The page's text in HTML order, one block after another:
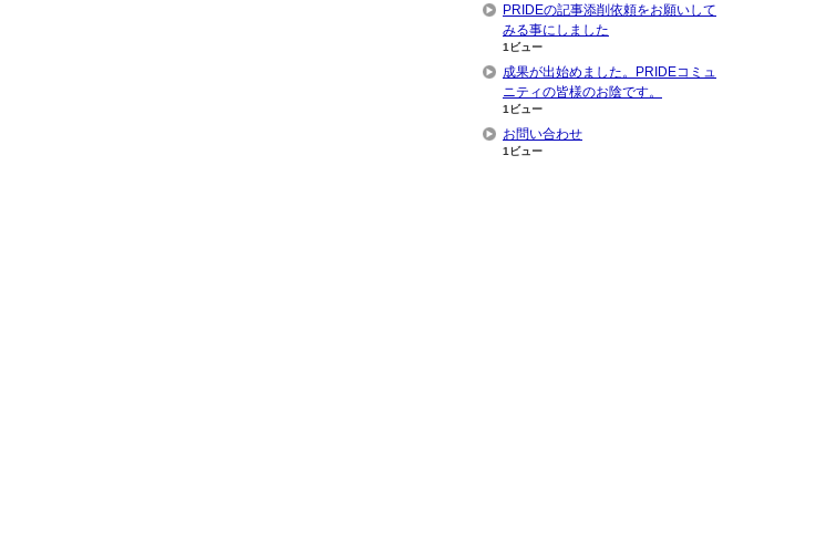
PRIDEの記事添削依頼をお願いして
みる事にしました
1ビュー
成果が出始めました。PRIDEコミュ
ニティの皆様のお陰です。
1ビュー
お問い合わせ
1ビュー